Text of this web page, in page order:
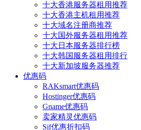
十大香港服务器租用推荐
十大香港主机租用推荐
十大域名注册商推荐
十大国外服务器租用推荐
十大日本服务器排行榜
十大韩国服务器租用排行
十大新加坡服务器推荐
优惠码
RAKsmart优惠码
Hostinger优惠码
Gname优惠码
卖家精灵优惠码
Sif优惠折扣码